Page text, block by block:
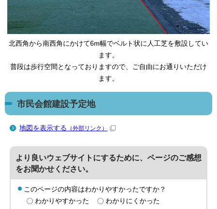
北西角から南西角にかけて6m幅でベルト状に人工芝を敷設してい
ます。
普段は歩行空間となっておりますので、ご自由にお通りいただけ
ます。
市民会館建設予定地
地図を表示する （外部リンク）
より良いウェブサイトにするために、ページのご感想
をお聞かせください。
このページの内容はわかりやすかったですか？
わかりやすかった
わかりにくかった